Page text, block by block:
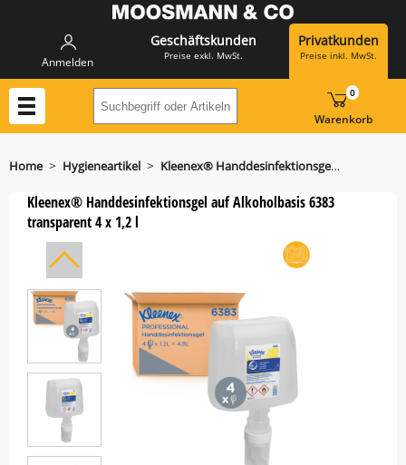
Anmelden
Geschäftskunden
Preise exkl. MwSt.
Privatkunden
Preise inkl. MwSt.
Suchbegriff oder Artikelnummer hier
Warenkorb
0
Home > Hygieneartikel > Kleenex® Handdesinfektionsgel auf Alkoholbasis 6383 transparent 4 x 1,2 l
Kleenex® Handdesinfektionsgel auf Alkoholbasis 6383
transparent 4 x 1,2 l